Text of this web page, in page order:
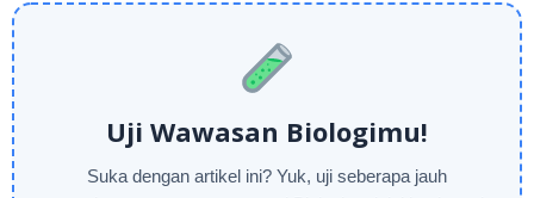
Uji Wawasan Biologimu!
Suka dengan artikel ini? Yuk, uji seberapa jauh